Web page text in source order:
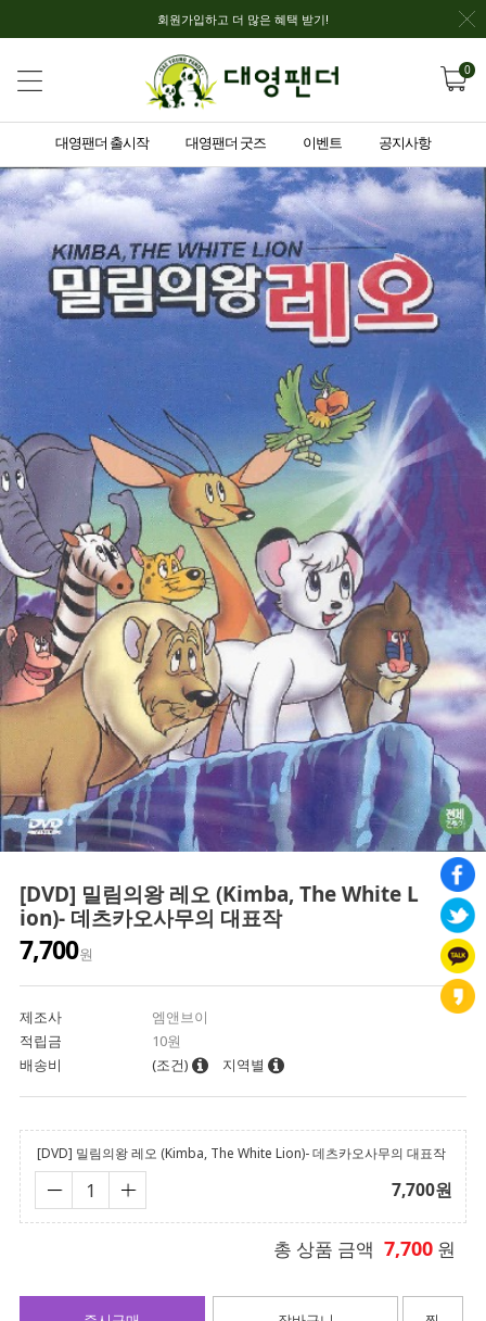
회원가입하고 더 많은 혜택 받기!
0
대영팬더 출시작 대영팬더 굿즈 이벤트 공지사항
[DVD] 밀림의왕 레오 (Kimba, The White L
ion)- 데츠카오사무의 대표작
7,700원
제조사
엠앤브이
적립금
10원
배송비
(조건) 지역별
[DVD] 밀림의왕 레오 (Kimba, The White Lion)- 데츠카오사무의 대표작
7,700원
총 상품 금액 7,700 원